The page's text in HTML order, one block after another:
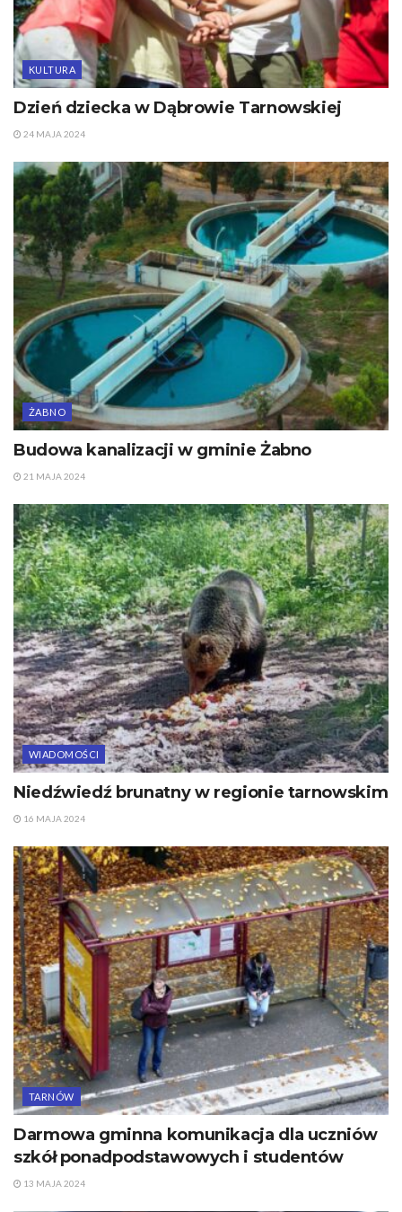
KULTURA
Dzień dziecka w Dąbrowie Tarnowskiej
24 MAJA 2024
ŻABNO
Budowa kanalizacji w gminie Żabno
21 MAJA 2024
WIADOMOŚCI
Niedźwiedź brunatny w regionie tarnowskim
16 MAJA 2024
TARNÓW
Darmowa gminna komunikacja dla uczniów
szkół ponadpodstawowych i studentów
13 MAJA 2024